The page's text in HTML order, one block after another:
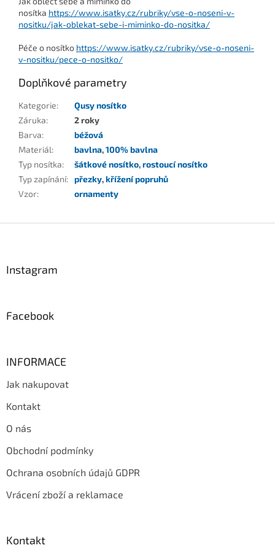
nosítka https://www.isatky.cz/rubriky/vse-o-noseni-v-
nositku/jak-oblekat-sebe-i-miminko-do-nositka/
Péče o nosítko https://www.isatky.cz/rubriky/vse-o-noseni-
v-nositku/pece-o-nositko/
Doplňkové parametry
Kategorie:
Qusy nosítko
Záruka:
2 roky
Barva:
béžová
Materiál: bavlna,100% bavlna
Typ nosítka: šátkové nosítko,rostoucí nosítko
Typ zapínání: přezky,křížení popruhů
Vzor: ornamenty
Instagram
Facebook
INFORMACE
Jak nakupovat
Kontakt
O nás
Obchodní podmínky
Ochrana osobních údajů GDPR
Vrácení zboží a reklamace
Kontakt